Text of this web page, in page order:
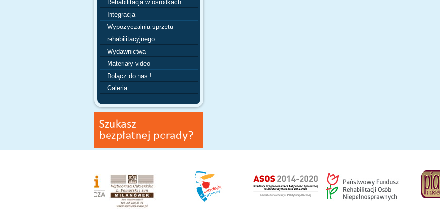
Rehabilitacja w ośrodkach
Integracja
Wypożyczalnia sprzętu
rehabilitacyjnego
Wydawnictwa
Materiały video
Dołącz do nas !
Galeria